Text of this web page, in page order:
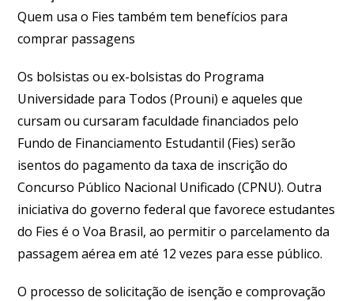
Quem usa o Fies também tem benefícios para
comprar passagens
Os bolsistas ou ex-bolsistas do Programa
Universidade para Todos (Prouni) e aqueles que
cursam ou cursaram faculdade financiados pelo
Fundo de Financiamento Estudantil (Fies) serão
isentos do pagamento da taxa de inscrição do
Concurso Público Nacional Unificado (CPNU). Outra
iniciativa do governo federal que favorece estudantes
do Fies é o Voa Brasil, ao permitir o parcelamento da
passagem aérea em até 12 vezes para esse público.
O processo de solicitação de isenção e comprovação